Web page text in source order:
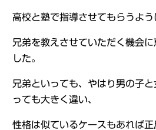
高校と塾で指導させてもらうよう
兄弟を教えさせていただく機会
した。
兄弟といっても、やはり男の子
っても大きく違い、
性格は似ているケースもあれば正